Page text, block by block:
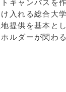
キャンパスを
入れる総合大
提供を基本と
ルダーが関わ